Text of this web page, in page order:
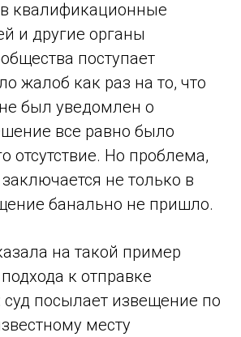
квалификационные
и другие органы
поступает
жалоб как раз на то, что
был уведомлен о
все равно было
отсутствие. Но проблема,
не только в
банально не пришло.
на такой пример
к отправке
посылает извещение по
месту